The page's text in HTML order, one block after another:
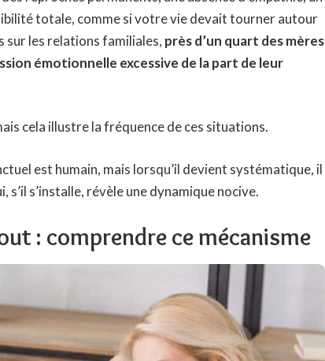
totale, comme si votre vie devait tourner autour
sur les relations familiales, près d’un quart des mères
émotionnelle excessive de la part de leur
cela illustre la fréquence de ces situations.
est humain, mais lorsqu’il devient systématique, il
s’il s’installe, révèle une dynamique nocive.
: comprendre ce mécanisme